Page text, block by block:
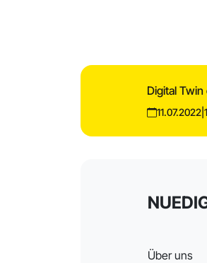
Digital
11.07.2022 |
Über uns